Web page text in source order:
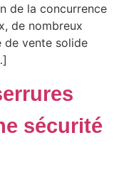
de la concurrence
de nombreux
de vente solide
sécurité